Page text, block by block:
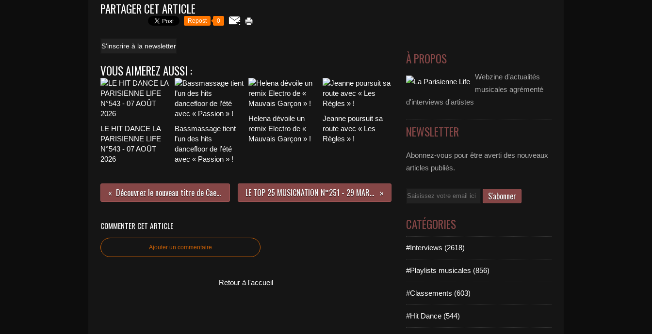
PARTAGER CET ARTICLE
Repost 0
S'inscrire à la newsletter
VOUS AIMEREZ AUSSI :
LE HIT DANCE LA
PARISIENNE LIFE
N°543 - 07 AOÛT
2026
Bassmassage tient
l’un des hits
dancefloor de l’été
avec « Passion » !
Helena dévoile un
remix Electro de «
Mauvais Garçon » !
Jeanne poursuit sa
route avec « Les
Règles » !
Découvrez le nouveau titre de Caesaria ! LE TOP 25 MUSICNATION N°251 - 29 MARS 2020
COMMENTER CET ARTICLE
Ajouter un commentaire
Retour à l'accueil
À PROPOS
Webzine d'actualités
musicales agrémenté
d'interviews d'artistes
NEWSLETTER
Abonnez-vous pour être averti des nouveaux
articles publiés.
Email
CATÉGORIES
#Interviews (2618)
#Playlists musicales (856)
#Classements (603)
#Hit Dance (544)